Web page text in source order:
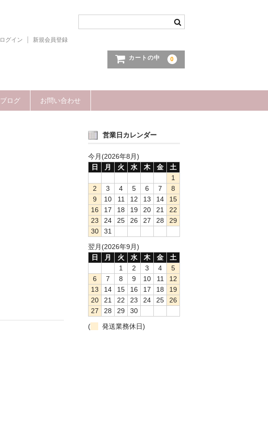
ログイン 新規会員登録
カートの中 0
ブログ お問い合わせ
営業日カレンダー
今月(2026年8月)
日
月 火 水 木 金
土
1
2
3 4 5 6 7
8
9
10 11 12 13 14
15
16
17 18 19 20 21
22
23
24 25 26 27 28
29
30
31
翌月(2026年9月)
日
月 火 水 木 金
土
1
2 3 4
5
6
7 8 9 10 11
12
13
14 15 16 17 18
19
20
21 22 23 24 25
26
27
28 29
30
(
発送業務休日)